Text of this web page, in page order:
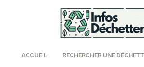
ACCUEIL RECHERCHER UNE